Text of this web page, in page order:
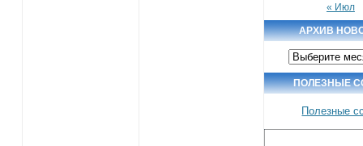
« Июл
АРХИВ
Архив
новостей
ПОЛЕЗНЫЕ
Полезные